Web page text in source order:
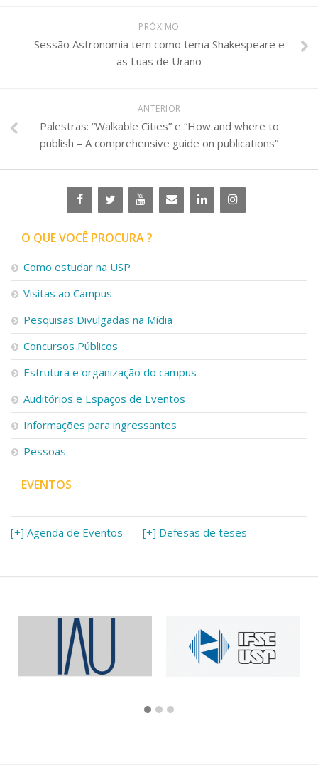
PRÓXIMO
Sessão Astronomia tem como tema Shakespeare e
as Luas de Urano
ANTERIOR
Palestras: “Walkable Cities” e “How and where to
publish – A comprehensive guide on publications”
O QUE VOCÊ PROCURA ?
Como estudar na USP
Visitas ao Campus
Pesquisas Divulgadas na Mídia
Concursos Públicos
Estrutura e organização do campus
Auditórios e Espaços de Eventos
Informações para ingressantes
Pessoas
EVENTOS
[+] Agenda de Eventos [+] Defesas de teses